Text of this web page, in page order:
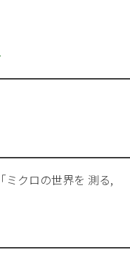
ロの世界を 測る,